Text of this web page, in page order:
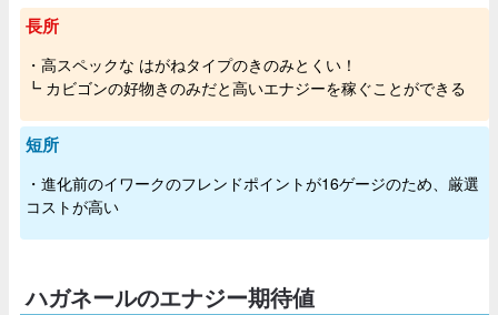
長所
・高スペックな はがねタイプのきのみとくい！
┗ カビゴンの好物きのみだと高いエナジーを稼ぐことができる
短所
・進化前のイワークのフレンドポイントが16ゲージのため、厳選
コストが高い
ハガネールのエナジー期待値